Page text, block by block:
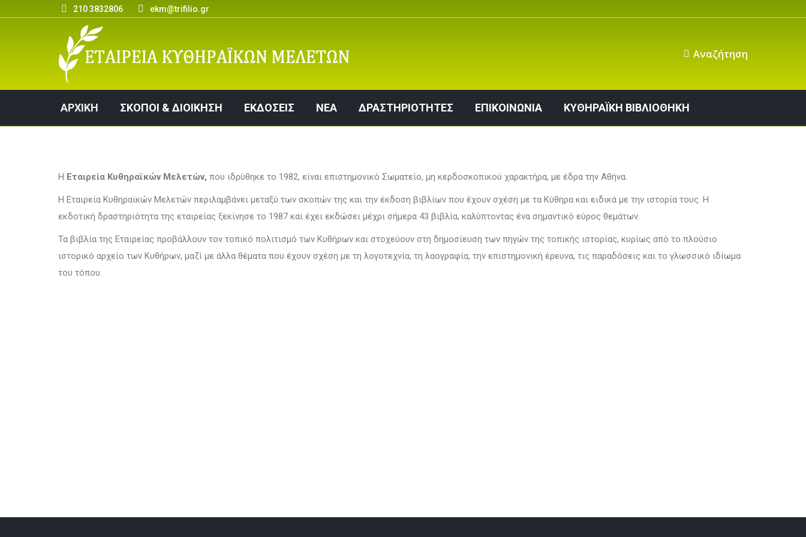
210 3832806 ekm@trifilio.gr
Αναζήτηση
ΑΡΧΙΚΗ ΣΚΟΠΟΙ & ΔΙΟΙΚΗΣΗ ΕΚΔΟΣΕΙΣ ΝΕΑ ΔΡΑΣΤΗΡΙΟΤΗΤΕΣ ΕΠΙΚΟΙΝΩΝΙΑ ΚΥΘΗΡΑΪΚΗ ΒΙΒΛΙΟΘΗΚΗ
Η Εταιρεία Κυθηραϊκών Μελετών, που ιδρύθηκε το 1982, είναι επιστημονικό Σωματείο, μη κερδοσκοπικού χαρακτήρα, με έδρα την Αθήνα.
Η Εταιρεία Κυθηραϊκών Μελετών περιλαμβάνει μεταξύ των σκοπών της και την έκδοση βιβλίων που έχουν σχέση με τα Κύθηρα και ειδικά με την ιστορία τους. Η
εκδοτική δραστηριότητα της εταιρείας ξεκίνησε το 1987 και έχει εκδώσει μέχρι σήμερα 43 βιβλία, καλύπτοντας ένα σημαντικό εύρος θεμάτων.
Τα βιβλία της Εταιρείας προβάλλουν τον τοπικό πολιτισμό των Κυθήρων και στοχεύουν στη δημοσίευση των πηγών της τοπικής ιστορίας, κυρίως από το πλούσιο
ιστορικό αρχείο των Κυθήρων, μαζί με άλλα θέματα που έχουν σχέση με τη λογοτεχνία, τη λαογραφία, την επιστημονική έρευνα, τις παραδόσεις και το γλωσσικό ιδίωμα
του τόπου.
ΑΡΧΙΚΗ ΣΚΟΠΟΙ & ΔΙΟΙΚΗΣΗ ΕΚΔΟΣΕΙΣ ΝΕΑ ΔΡΑΣΤΗΡΙΟΤΗΤΕΣ ΕΠΙΚΟΙΝΩΝΙΑ ΚΥΘΗΡΑΪΚΗ ΒΙΒΛΙΟΘΗΚΗ